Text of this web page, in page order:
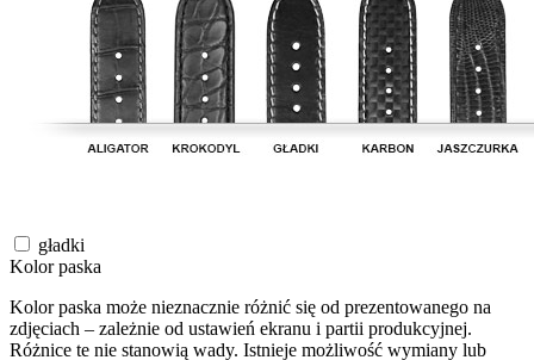
gładki
Kolor paska
Kolor paska może nieznacznie różnić się od prezentowanego na
zdjęciach – zależnie od ustawień ekranu i partii produkcyjnej.
Różnice te nie stanowią wady. Istnieje możliwość wymiany lub